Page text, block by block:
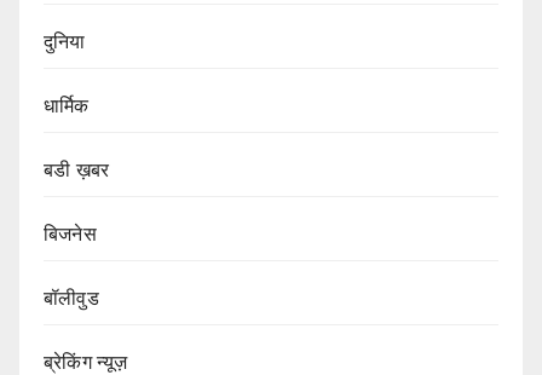
दुनिया
धार्मिक
बडी ख़बर
बिजनेस
बॉलीवुड
ब्रेकिंग न्यूज़